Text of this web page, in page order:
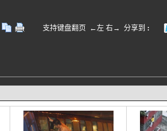
支持键盘翻页 ←左 右→ 分享到 :